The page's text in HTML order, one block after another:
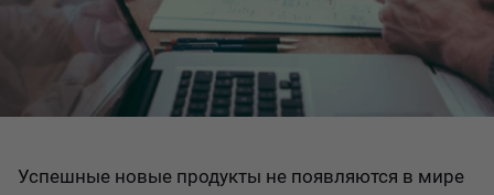
Успешные новые продукты не появляются в мире